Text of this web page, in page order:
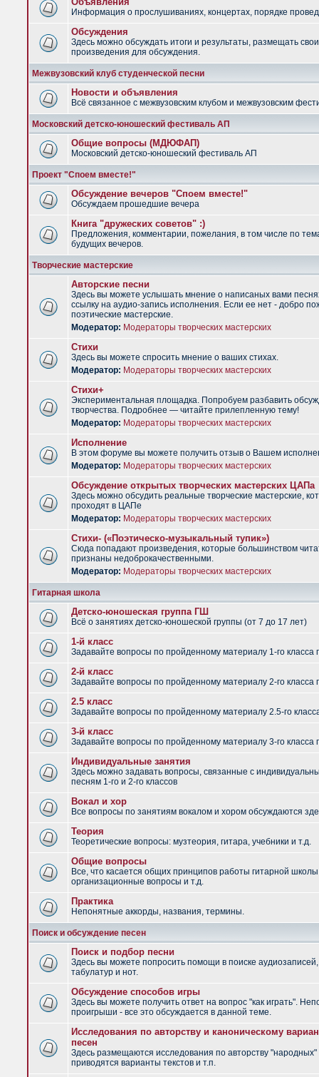
Информация о прослушиваниях, концертах, порядке
Обсуждения
Здесь можно обсуждать итоги и результаты, размещать
произведения для обсуждения.
Межвузовский клуб студенческой песни
Новости и объявления
Всё связанное с межвузовским клубом и межвузовским
Московский детско-юношеский фестиваль АП
Общие вопросы (МДЮФАП)
Московский детско-юношеский фестиваль АП
Проект "Споем вместе!"
Обсуждение вечеров "Споем вместе!"
Обсуждаем прошедшие вечера
Книга "дружеских советов" :)
Предложения, комментарии, пожелания, в том числе по
будущих вечеров.
Творческие мастерские
Авторские песни
Здесь вы можете услышать мнение о написаных вами
ссылку на аудио-запись исполнения. Если ее нет - добро
поэтические мастерские.
Модератор: Модераторы творческих мастерских
Стихи
Здесь вы можете спросить мнение о ваших стихах.
Модератор: Модераторы творческих мастерских
Стихи+
Экспериментальная площадка. Попробуем разбавить
творчества. Подробнее — читайте прилепленную тему!
Модератор: Модераторы творческих мастерских
Исполнение
В этом форуме вы можете получить отзыв о Вашем
Модератор: Модераторы творческих мастерских
Обсуждение открытых творческих мастерских ЦАПа
Здесь можно обсудить реальные творческие мастерские,
проходят в ЦАПе
Модератор: Модераторы творческих мастерских
Стихи- («Поэтическо-музыкальный тупик»)
Сюда попадают произведения, которые большинством
признаны недоброкачественными.
Модератор: Модераторы творческих мастерских
Гитарная школа
Детско-юношеская группа ГШ
Всё о занятиях детско-юношеской группы (от 7 до 17 лет)
1-й класс
Задавайте вопросы по пройденному материалу 1-го класса
2-й класс
Задавайте вопросы по пройденному материалу 2-го класса
2.5 класс
Задавайте вопросы по пройденному материалу 2.5-го
3-й класс
Задавайте вопросы по пройденному материалу 3-го класса
Индивидуальные занятия
Здесь можно задавать вопросы, связанные с
песням 1-го и 2-го классов
Вокал и хор
Все вопросы по занятиям вокалом и хором обсуждаются
Теория
Теоретические вопросы: музтеория, гитара, учебники и т.д.
Общие вопросы
Все, что касается общих принципов работы гитарной
организационные вопросы и т.д.
Практика
Непонятные аккорды, названия, термины.
Поиск и обсуждение песен
Поиск и подбор песни
Здесь вы можете попросить помощи в поиске аудиозаписей,
табулатур и нот.
Обсуждение способов игры
Здесь вы можете получить ответ на вопрос "как играть".
проигрыши - все это обсуждается в данной теме.
Исследования по авторству и каноническому
песен
Здесь размещаются исследования по авторству "народных"
приводятся варианты текстов и т.п.